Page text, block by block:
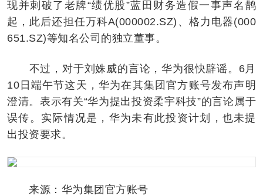
现并刺破了老牌“绩优股”蓝田财务造假一事声名鹊
起，此后还担任万科A(000002.SZ)、格力电器(000
651.SZ)等知名公司的独立董事。
不过，对于刘姝威的言论，华为很快辟谣。6月
10日端午节这天，华为在其集团官方账号发布声明
澄清。表示有关“华为提出投资柔宇科技”的言论属于
误传。实际情况是，华为未有此投资计划，也未提
出投资要求。
来源：华为集团官方账号